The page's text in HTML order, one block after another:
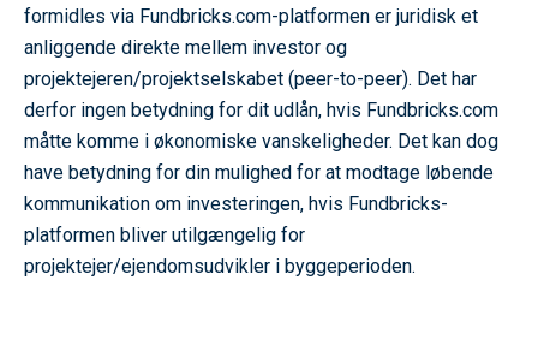
formidles via Fundbricks.com-platformen er juridisk et
anliggende direkte mellem investor og
projektejeren/projektselskabet (peer-to-peer). Det har
derfor ingen betydning for dit udlån, hvis Fundbricks.com
måtte komme i økonomiske vanskeligheder. Det kan dog
have betydning for din mulighed for at modtage løbende
kommunikation om investeringen, hvis Fundbricks-
platformen bliver utilgængelig for
projektejer/ejendomsudvikler i byggeperioden.